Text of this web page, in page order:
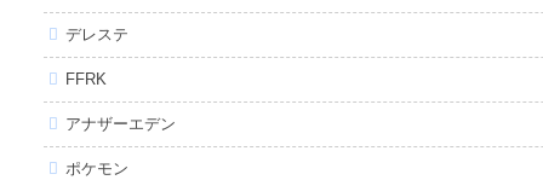
デレステ
FFRK
アナザーエデン
ポケモン